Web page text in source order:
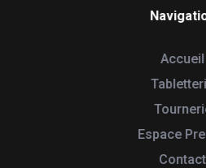
Accueil
Espace
Contact